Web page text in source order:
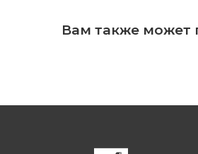
Вам также может